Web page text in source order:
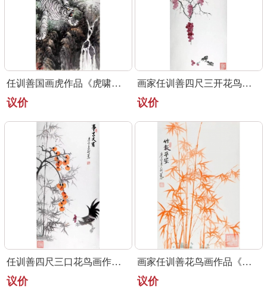
任训善国画虎作品《虎啸泉鸣》四尺整张真迹
议价
画家任训善四尺三开花鸟画作品《硕果》
议价
任训善四尺三口花鸟画作品《事事大吉》
议价
画家任训善花鸟画作品《竹报平安》
议价